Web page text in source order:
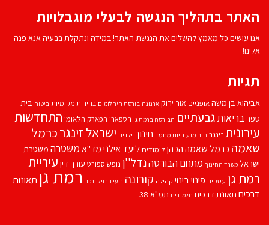
האתר בתהליך הנגשה לבעלי מוגבלויות
אנו עושים כל מאמץ להשלים את הנגשת האתר! במידה ונתקלת בבעיה אנא פנה
אלינו!
תגיות
אביהוא בן משהאופניים אור ירוק ארנונה בורסת היהלומים בחירות מקומיות ביטוח בית
ספרבריאותגבעתיים הבורסה ברמת גן הספארי הפארק הלאומי התחדשות
עירוניתזינגר חיה מנע חיות מחמד חינוך ילדים ישראל זינגרכרמל
שאמה כרמל שאמה הכהן לימודים ליעד אילנימד''אמשטרה משטרת
ישראל משרד החינוך מתחם הבורסהנדל''ן נופש ספורט עורך דין עיריית
רמת גן עסקים פינוי בינוי קהילה קורונה רועי ברזילי רכב רמת גן תאונות
דרכים תאונת דרכים תלמידים תמ"א 38